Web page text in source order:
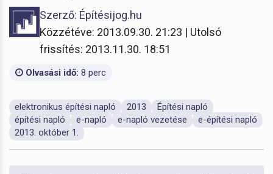
Szerző: Építésijog.hu
Közzétéve: 2013.09.30. 21:23 | Utolsó
frissítés: 2013.11.30. 18:51
Olvasási idő: 8 perc
elektronikus építési napló 2013
Építési napló
építési napló
e-napló e-napló vezetése
e-építési napló
2013. október 1.